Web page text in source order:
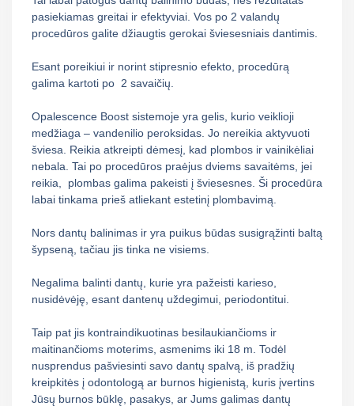
pasiekiamas greitai ir efektyviai. Vos po 2 valandų
procedūros galite džiaugtis gerokai šviesesniais dantimis.
Esant poreikiui ir norint stipresnio efekto, procedūrą
galima kartoti po 2 savaičių.
Opalescence Boost sistemoje yra gelis, kurio veiklioji
medžiaga – vandenilio peroksidas. Jo nereikia aktyvuoti
šviesa. Reikia atkreipti dėmesį, kad plombos ir vainikėliai
nebala. Tai po procedūros praėjus dviems savaitėms, jei
reikia,
plombas galima pakeisti į šviesesnes. Ši procedūra
labai tinkama prieš atliekant estetinį plombavimą.
Nors dantų balinimas ir yra puikus būdas susigrąžinti baltą
šypseną, tačiau jis tinka ne visiems.
Negalima balinti dantų, kurie yra pažeisti karieso,
nusidėvėję, esant dantenų uždegimui, periodontitui.
Taip pat jis kontraindikuotinas besilaukiančioms ir
maitinančioms moterims, asmenims iki 18 m. Todėl
nusprendus pašviesinti savo dantų spalvą, iš pradžių
kreipkitės į odontologą ar burnos higienistą, kuris įvertins
Jūsų burnos būklę, pasakys, ar Jums galimas dantų